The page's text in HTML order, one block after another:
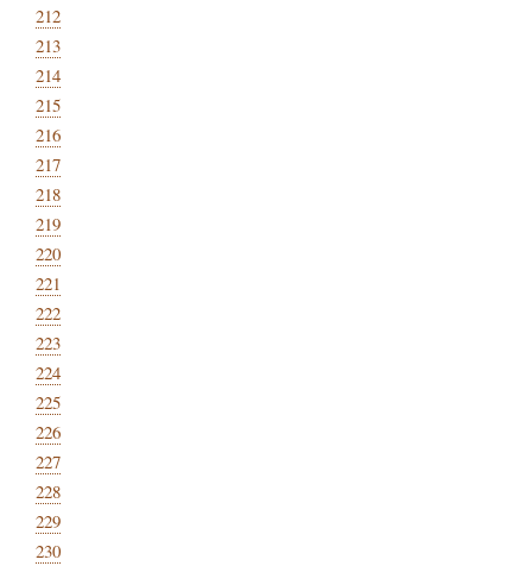
212
213
214
215
216
217
218
219
220
221
222
223
224
225
226
227
228
229
230